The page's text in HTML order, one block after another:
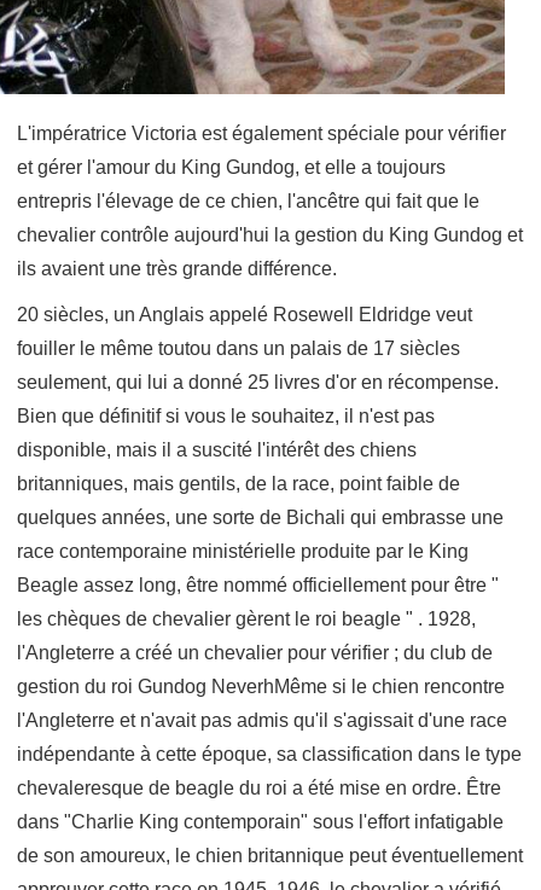
L'impératrice Victoria est également spéciale pour vérifier
et gérer l'amour du King Gundog, et elle a toujours
entrepris l'élevage de ce chien, l'ancêtre qui fait que le
chevalier contrôle aujourd'hui la gestion du King Gundog et
ils avaient une très grande différence.
20 siècles, un Anglais appelé Rosewell Eldridge veut
fouiller le même toutou dans un palais de 17 siècles
seulement, qui lui a donné 25 livres d'or en récompense.
Bien que définitif si vous le souhaitez, il n'est pas
disponible, mais il a suscité l'intérêt des chiens
britanniques, mais gentils, de la race, point faible de
quelques années, une sorte de Bichali qui embrasse une
race contemporaine ministérielle produite par le King
Beagle assez long, être nommé officiellement pour être "
les chèques de chevalier gèrent le roi beagle " . 1928,
l'Angleterre a créé un chevalier pour vérifier ; du club de
gestion du roi Gundog NeverhMême si le chien rencontre
l'Angleterre et n'avait pas admis qu'il s'agissait d'une race
indépendante à cette époque, sa classification dans le type
chevaleresque de beagle du roi a été mise en ordre. Être
dans "Charlie King contemporain" sous l'effort infatigable
de son amoureux, le chien britannique peut éventuellement